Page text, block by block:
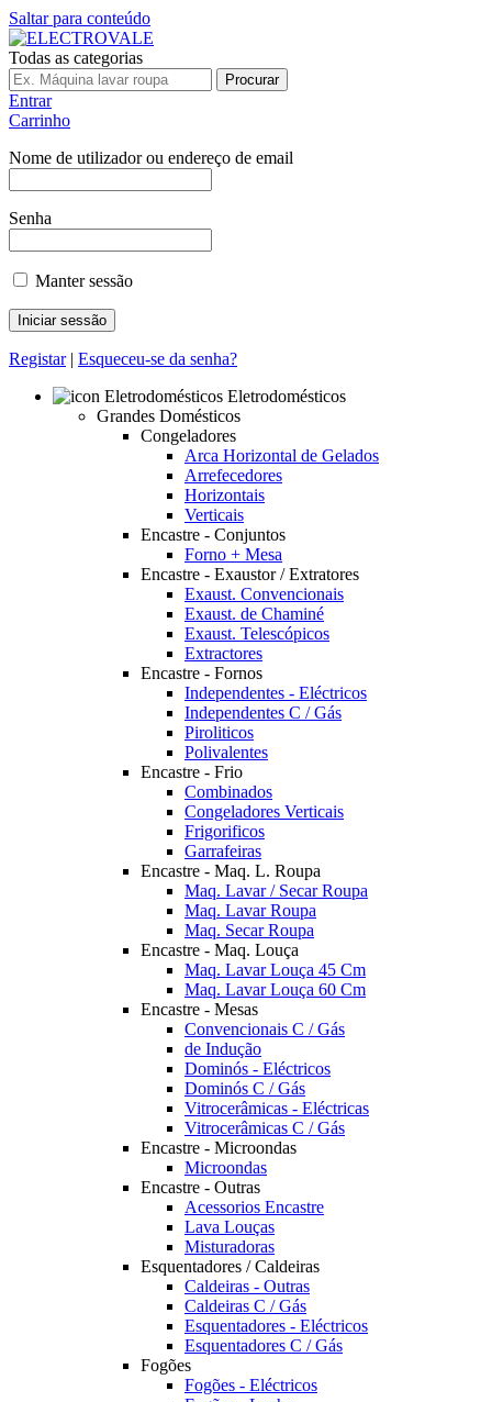
Saltar para conteúdo
Todas as categorias
Procurar
Entrar
Carrinho
Nome de utilizador ou endereço de email
Senha
Manter sessão
Registar| Esqueceu-se da senha?
Eletrodomésticos
Grandes Domésticos
Congeladores
Arca Horizontal de Gelados
Arrefecedores
Horizontais
Verticais
Encastre - Conjuntos
Forno + Mesa
Encastre - Exaustor / Extratores
Exaust. Convencionais
Exaust. de Chaminé
Exaust. Telescópicos
Extractores
Encastre - Fornos
Independentes - Eléctricos
Independentes C / Gás
Piroliticos
Polivalentes
Encastre - Frio
Combinados
Congeladores Verticais
Frigorificos
Garrafeiras
Encastre - Maq. L. Roupa
Maq. Lavar / Secar Roupa
Maq. Lavar Roupa
Maq. Secar Roupa
Encastre - Maq. Louça
Maq. Lavar Louça 45 Cm
Maq. Lavar Louça 60 Cm
Encastre - Mesas
Convencionais C / Gás
de Indução
Dominós - Eléctricos
Dominós C / Gás
Vitrocerâmicas - Eléctricas
Vitrocerâmicas C / Gás
Encastre - Microondas
Microondas
Encastre - Outras
Acessorios Encastre
Lava Louças
Misturadoras
Esquentadores / Caldeiras
Caldeiras - Outras
Caldeiras C / Gás
Esquentadores - Eléctricos
Esquentadores C / Gás
Fogões
Fogões - Eléctricos